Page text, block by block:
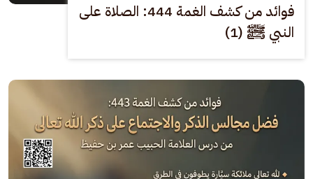
فوائد من كشف الغمة 444: الصلاة على
النبي ﷺ (1)
الصورة